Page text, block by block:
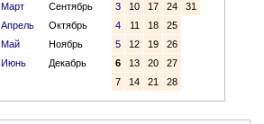
Март
Сентябрь
Апрель
Октябрь
Май
Ноябрь
Июнь
Декабрь
3
10 17 24
31
4
11 18
25
5
12 19
26
6
13 20
27
7
14 21 28